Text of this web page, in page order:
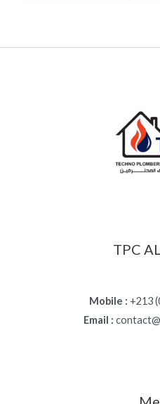
TPC
Mobile : +213
Email :